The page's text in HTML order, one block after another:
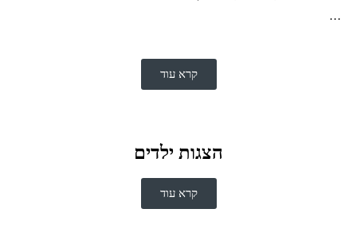
…
קרא עוד
הצגות ילדים
קרא עוד